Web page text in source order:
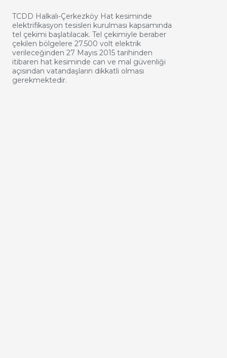
TCDD Halkalı-Çerkezköy Hat kesiminde
elektrifikasyon tesisleri kurulması kapsamında
tel çekimi başlatılacak. Tel çekimiyle beraber
çekilen bölgelere 27.500 volt elektrik
verileceğinden 27 Mayıs 2015 tarihinden
itibaren hat kesiminde can ve mal güvenliği
açısından vatandaşların dikkatli olması
gerekmektedir.